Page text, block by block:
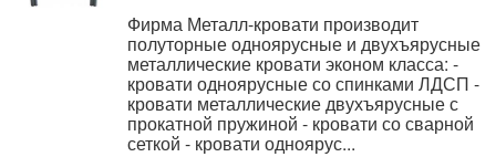
Фирма Металл-кровати производит
полуторные одноярусные и двухъярусные
металлические кровати эконом класса: -
кровати одноярусные со спинками ЛДСП -
кровати металлические двухъярусные с
прокатной пружиной - кровати со сварной
сеткой - кровати одноярус...